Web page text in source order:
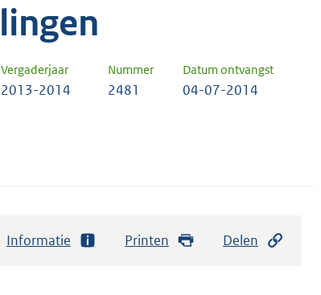
Vergaderjaar Nummer Datum ontvangst
2013-2014 2481 04-07-2014
Informatie Printen Delen